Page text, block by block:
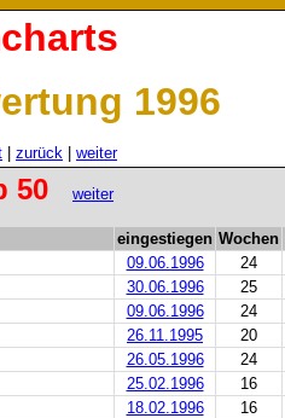
1996
zurück weiter
50 weiter
eingestiegen Wochen
09.06.1996 24
30.06.1996 25
09.06.1996 24
26.11.1995 20
26.05.1996 24
25.02.1996 16
18.02.1996 16